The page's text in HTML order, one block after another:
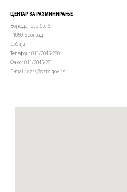
ЦЕНТАР ЗА РАЗМИНИРАЊЕ
Војводе Тозе бр. 31
11050 Београд
Србија
Телефон: 011/3045-280
Факс: 011/3045-281
Е-mail: czrs@czrs.gov.rs